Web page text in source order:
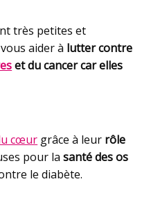
très petites et
aider à lutter contre
et du cancer car elles
cœur grâce à leur rôle
pour lasanté des os
le diabète.